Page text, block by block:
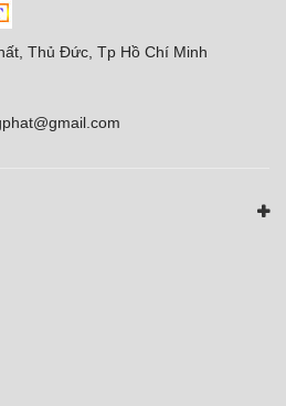
Thủ Đức, Tp Hồ Chí Minh